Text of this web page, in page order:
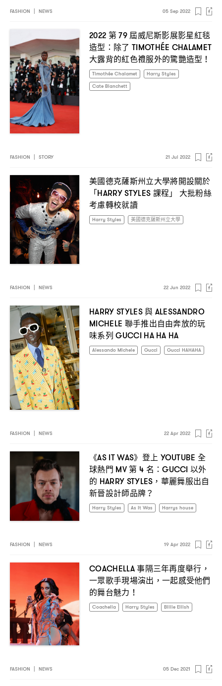
FASHION NEWS 05 Sep 2022
2022 第79屆威尼斯影展影星紅毯
造型 ： 除了 TIMOTHÉE CHALAMET
大露背的紅色禮服外的驚艷造型 ！
Timothée Chalamet
Harry Styles
Cate Blanchett
FASHION STORY 21 Jul 2022
美國德克薩斯州立大學將開設關於
「HARRY STYLES 課程」
大批粉絲
考慮轉校就讀
Harry Styles 美國德克薩斯州立大學
FASHION | NEWS 22 Jun 2022
HARRY STYLES與 ALESSANDRO
MICHELE 聯手推出自由奔放的玩
味系列 GUCCI HA HA HA
Alessando Michele Gucci Gucci HAHAHA
FASHION NEWS 22 Apr 2022
《AS IT WAS》登上 YOUTUBE全
球熱門 MV 第 4 名 ：GUCCI以外
的 HARRY STYLES， 華麗舞服出自
新晉設計師品牌？
Harry Styles As It Was Harrys house
FASHION NEWS 19 Apr 2022
COACHELLA事隔三年再度舉行 ，
一眾歌手現場演出 ， 一起感受他們
的舞台魅力 ！
Coachella Harry Styles Billie Eilish
FASHION NEWS 05 Dec 2021